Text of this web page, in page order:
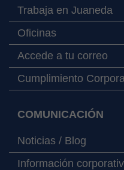
Trabaja en Juaneda
Oficinas
Accede a tu correo
Cumplimiento
COMUNICACIÓN
Noticias / Blog
Información